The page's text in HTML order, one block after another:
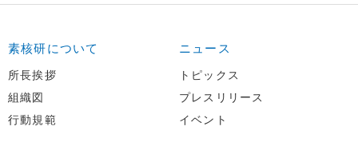
素核研について
所長挨拶
組織図
行動規範
ニュース
トピックス
プレスリリース
イベント